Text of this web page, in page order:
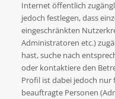
Internet öffentlich
jedoch festlegen, dass
eingeschränkten
Administratoren etc.)
hast, suche nach
oder kontaktiere den
Profil ist dabei jedoch
beauftragte Personen